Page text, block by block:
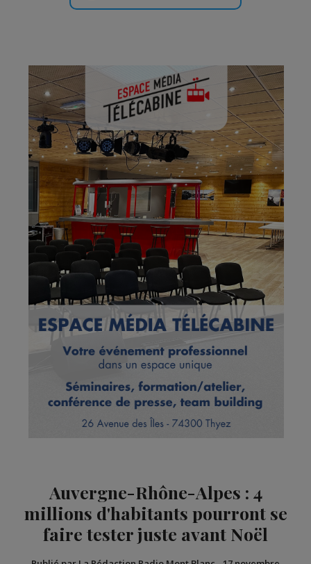
Auvergne-Rhône-Alpes : 4
millions d'habitants pourront se
faire tester juste avant Noël